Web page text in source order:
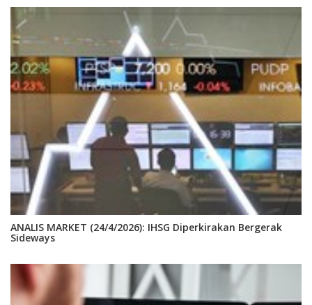
ANALIS MARKET (24/4/2026): IHSG Diperkirakan Bergerak
Sideways